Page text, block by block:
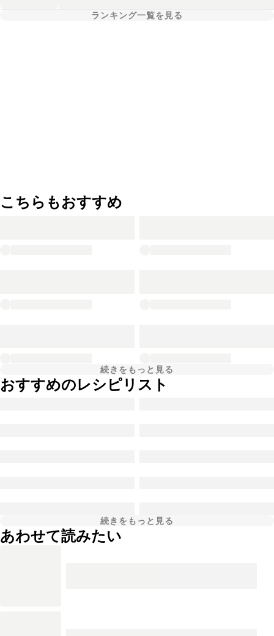
ランキング一覧を見る
こちらもおすすめ
続きをもっと見る
おすすめのレシピリスト
続きをもっと見る
あわせて読みたい